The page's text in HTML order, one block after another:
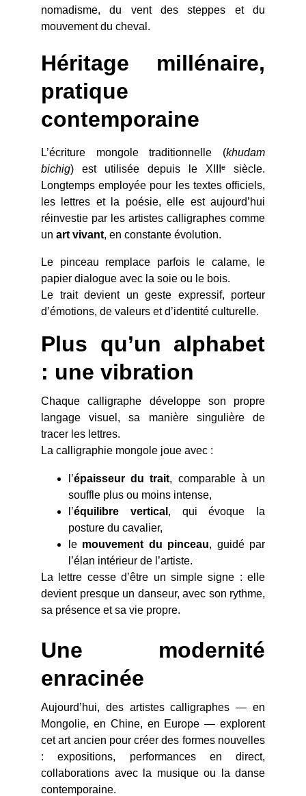
nomadisme, du vent des steppes et du
mouvement du cheval.
Héritage millénaire,
pratique
contemporaine
L’écriture mongole traditionnelle (khudam
bichig) est utilisée depuis le XIIIᵉ siècle.
Longtemps employée pour les textes officiels,
les lettres et la poésie, elle est aujourd’hui
réinvestie par les artistes calligraphes comme
un art vivant, en constante évolution.
Le pinceau remplace parfois le calame, le
papier dialogue avec la soie ou le bois.
Le trait devient un geste expressif, porteur
d’émotions, de valeurs et d’identité culturelle.
Plus qu’un alphabet
: une vibration
Chaque calligraphe développe son propre
langage visuel, sa manière singulière de
tracer les lettres.
La calligraphie mongole joue avec :
l’épaisseur du trait, comparable à un
souffle plus ou moins intense,
l’équilibre vertical , qui évoque la
posture du cavalier,
le mouvement du pinceau, guidé par
l’élan intérieur de l’artiste.
La lettre cesse d’être un simple signe : elle
devient presque un danseur, avec son rythme,
sa présence et sa vie propre.
Une modernité
enracinée
Aujourd’hui, des artistes calligraphes — en
Mongolie, en Chine, en Europe — explorent
cet art ancien pour créer des formes nouvelles
: expositions, performances en direct,
collaborations avec la musique ou la danse
contemporaine.